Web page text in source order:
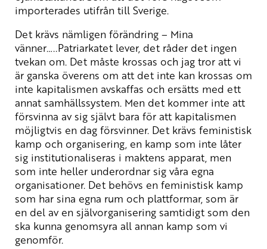
importerades utifrån till Sverige.
Det krävs nämligen förändring – Mina
vänner…..Patriarkatet lever, det råder det ingen
tvekan om. Det måste krossas och jag tror att vi
är ganska överens om att det inte kan krossas om
inte kapitalismen avskaffas och ersätts med ett
annat samhällssystem. Men det kommer inte att
försvinna av sig självt bara för att kapitalismen
möjligtvis en dag försvinner. Det krävs feministisk
kamp och organisering, en kamp som inte låter
sig institutionaliseras i maktens apparat, men
som inte heller underordnar sig våra egna
organisationer. Det behövs en feministisk kamp
som har sina egna rum och plattformar, som är
en del av en självorganisering samtidigt som den
ska kunna genomsyra all annan kamp som vi
genomför.